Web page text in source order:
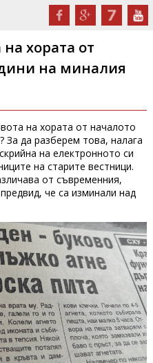
хората от
на миналия
на хората от началото
За да разберем това, налага
на електронното си
на старите вестници.
от съвременния,
че са изминали над